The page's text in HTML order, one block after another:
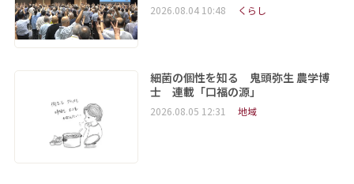
2026.08.04 10:48 くらし
細菌の個性を知る 鬼頭弥生 農学博
士 連載「口福の源」
2026.08.05 12:31 地域